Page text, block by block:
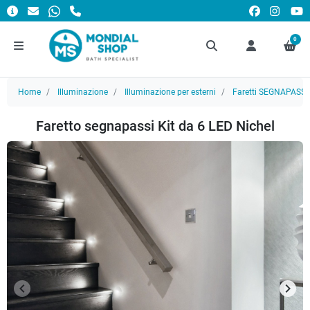
0
Home Illuminazione Illuminazione per esterni Faretti SEGNAPASSI
Faretto segnapassi Kit da 6 LED Nichel
Precedente
keyboard_arrow_left keyboard_arrow_right